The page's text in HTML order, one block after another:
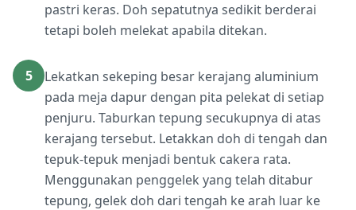
pastri keras. Doh sepatutnya sedikit berderai
tetapi boleh melekat apabila ditekan.
5
Lekatkan sekeping besar kerajang aluminium
pada meja dapur dengan pita pelekat di setiap
penjuru. Taburkan tepung secukupnya di atas
kerajang tersebut. Letakkan doh di tengah dan
tepuk-tepuk menjadi bentuk cakera rata.
Menggunakan penggelek yang telah ditabur
tepung, gelek doh dari tengah ke arah luar ke